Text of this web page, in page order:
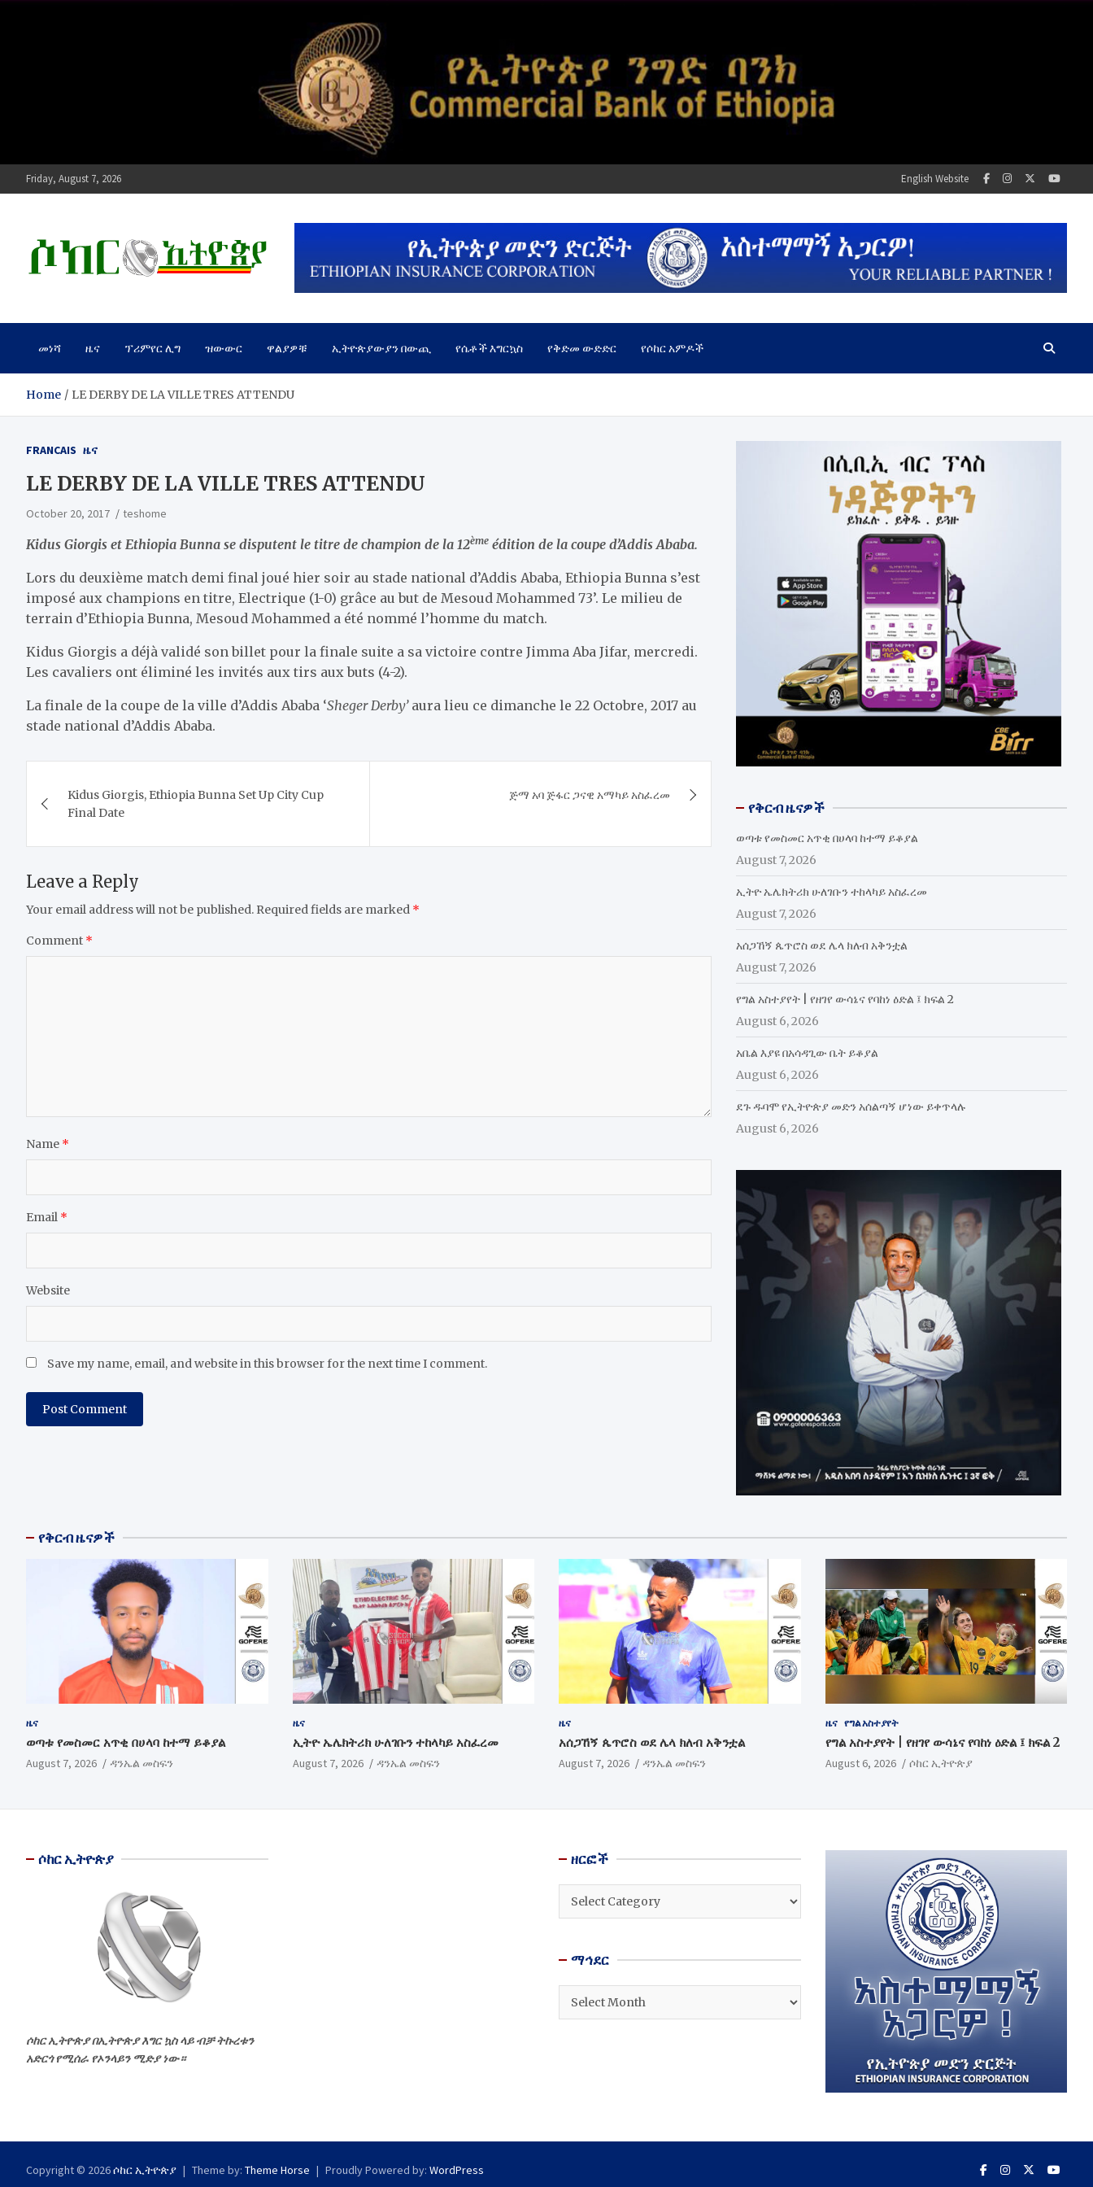
Friday, August 7, 2026 English Website
ሶከር ኢትዮጵያ
መነሻ ዜና ፕሪምየር ሊግ ዝውውር ዋልያዎቹ ኢትዮጵያውያን በውጪ የሴቶች እግርኳስ የቅድመ ውድድር የሶከር አምዶች
Home LE DERBY DE LA VILLE TRES ATTENDU
FRANCAIS ዜና
LE DERBY DE LA VILLE TRES ATTENDU
October 20, 2017 teshome
Kidus Giorgis et Ethiopia Bunna se disputent le titre de champion de la 12ème édition de la coupe d’Addis Ababa.
Lors du deuxième match demi final joué hier soir au stade national d’Addis Ababa, Ethiopia Bunna s’est
imposé aux champions en titre, Electrique (1-0) grâce au but de Mesoud Mohammed 73’. Le milieu de
terrain d’Ethiopia Bunna, Mesoud Mohammed a été nommé l’homme du match.
Kidus Giorgis a déjà validé son billet pour la finale suite a sa victoire contre Jimma Aba Jifar, mercredi.
Les cavaliers ont éliminé les invités aux tirs aux buts (4-2).
La finale de la coupe de la ville d’Addis Ababa ‘Sheger Derby’aura lieu ce dimanche le 22 Octobre, 2017 au
stade national d’Addis Ababa.
navigation
​Kidus Giorgis, Ethiopia Bunna Set Up City Cup
Final Date
​ጅማ አባ ጅፋር ጋናዊ አማካይ አስፈረመ
Leave a Reply
Your email address will not be published. Required fields are marked *
Comment *
Name *
Email *
Website
Save my name, email, and website in this browser for the next time I comment.
የቅርብ ዜናዎች
ወጣቱ የመስመር አጥቂ በሀላባ ከተማ ይቆያል
August 7, 2026
ኢትዮ ኤሌክትሪክ ሁለገቡን ተከላካይ አስፈረመ
August 7, 2026
አሰጋኸኝ ጴጥሮስ ወደ ሌላ ክለብ አቅንቷል
August 7, 2026
የግል አስተያየት | የዘገየ ውሳኔና የባከነ ዕድል ፤ ክፍል 2
August 6, 2026
አቤል እያዩ በአሳዳጊው ቤት ይቆያል
August 6, 2026
ደጉ ዱባሞ የኢትዮጵያ መድን አሰልጣኝ ሆነው ይቀጥላሉ
August 6, 2026
የቅርብ ዜናዎች
ዜና
ወጣቱ የመስመር አጥቂ በሀላባ ከተማ ይቆያል
August 7, 2026 ዳንኤል መስፍን
ዜና
ኢትዮ ኤሌክትሪክ ሁለገቡን ተከላካይ አስፈረመ
August 7, 2026 ዳንኤል መስፍን
ዜና
አሰጋኸኝ ጴጥሮስ ወደ ሌላ ክለብ አቅንቷል
August 7, 2026 ዳንኤል መስፍን
ዜና የግል አስተያየት
የግል አስተያየት | የዘገየ ውሳኔና የባከነ ዕድል ፤ ክፍል 2
August 6, 2026 ሶከር ኢትዮጵያ
ሶከር ኢትዮጵያ
ሶከር ኢትዮጵያ በኢትዮጵያ እግር ኳስ ላይ ብቻ ትኩረቱን
አድርጎ የሚሰራ የኦንላይን ሚድያ ነው።
ዘርፎች
ዘርፎች
ማኅደር
ማኅደር
Copyright © 2026ሶከር ኢትዮጵያ Theme by: Theme Horse Proudly Powered by: WordPress